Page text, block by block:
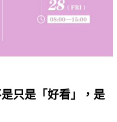
只是「好看」，是